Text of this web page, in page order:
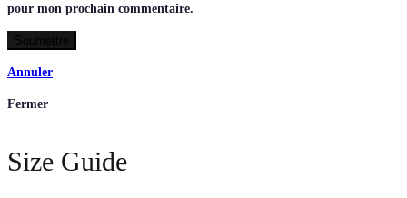
pour mon prochain commentaire.
Annuler
Fermer
Size Guide